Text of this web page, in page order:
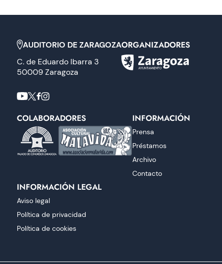
AUDITORIO DE ZARAGOZA
C. de Eduardo Ibarra 3
50009 Zaragoza
ORGANIZADORES
COLABORADORES INFORMACIÓN
Prensa
Préstamos
Archivo
Contacto
INFORMACIÓN LEGAL
Aviso legal
Política de privacidad
Política de cookies